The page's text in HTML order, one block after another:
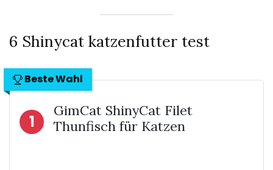
6 Shinycat katzenfutter test
Beste Wahl
1
GimCat ShinyCat Filet
Thunfisch für Katzen